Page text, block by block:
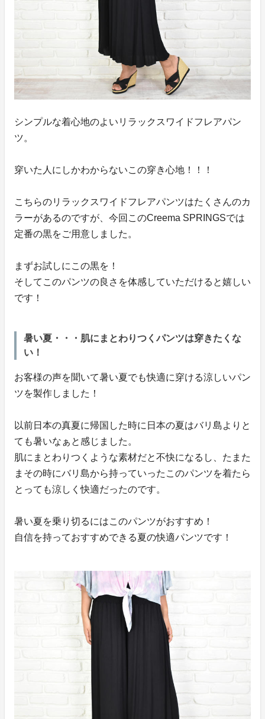
シンプルな着心地のよいリラックスワイドフレアパン
ツ。
穿いた人にしかわからないこの穿き心地！！！
こちらのリラックスワイドフレアパンツはたくさんのカ
ラーがあるのですが、今回このCreema SPRINGSでは
定番の黒をご用意しました。
まずお試しにこの黒を！
そしてこのパンツの良さを体感していただけると嬉しい
です！
暑い夏・・・肌にまとわりつくパンツは穿きたくな
い！
お客様の声を聞いて暑い夏でも快適に穿ける涼しいパン
ツを製作しました！
以前日本の真夏に帰国した時に日本の夏はバリ島よりと
ても暑いなぁと感じました。
肌にまとわりつくような素材だと不快になるし、たまた
まその時にバリ島から持っていったこのパンツを着たら
とっても涼しく快適だったのです。
暑い夏を乗り切るにはこのパンツがおすすめ！
自信を持っておすすめできる夏の快適パンツです！